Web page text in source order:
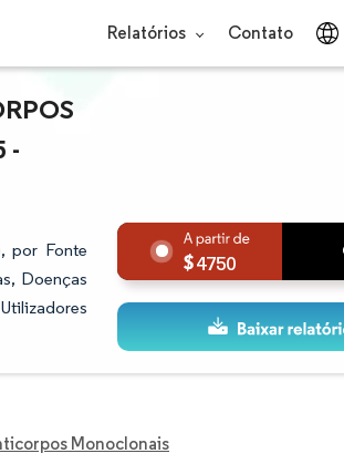
Relatórios Contato
-
por Fonte
Doenças
4750
Monoclonais